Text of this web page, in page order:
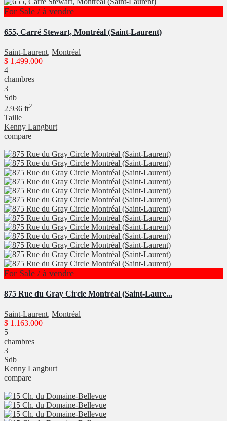
For Sale / à vendre
655, Carré Stewart, Montréal (Saint-Laurent)
Saint-Laurent, Montréal
$ 1.499.000
4
chambres
3
Sdb
2.936 ft2
Taille
Kenny Langburt
compare
For Sale / à vendre
875 Rue du Gray Circle Montréal (Saint-Laure...
Saint-Laurent, Montréal
$ 1.163.000
5
chambres
3
Sdb
Kenny Langburt
compare